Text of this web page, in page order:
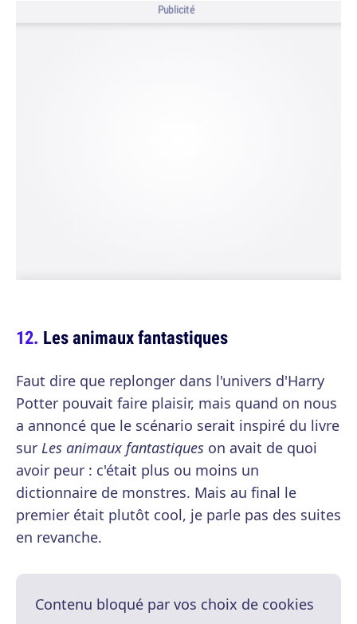
Publicité
Les animaux fantastiques
Faut dire que replonger dans l'univers d'Harry
Potter pouvait faire plaisir, mais quand on nous
a annoncé que le scénario serait inspiré du livre
sur Les animaux fantastiques on avait de quoi
avoir peur : c'était plus ou moins un
dictionnaire de monstres. Mais au final le
premier était plutôt cool, je parle pas des suites
en revanche.
Contenu bloqué par vos choix de cookies